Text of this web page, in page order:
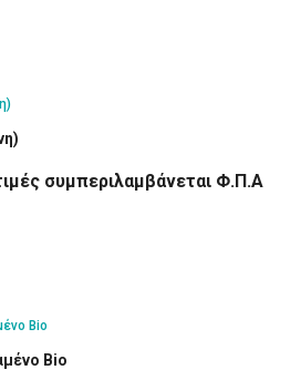
συμπεριλαμβάνεται Φ.Π.Α
Bio